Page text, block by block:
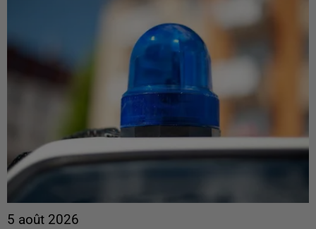
5 août 2026